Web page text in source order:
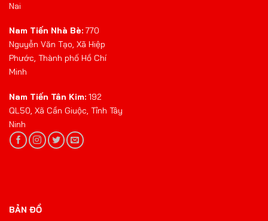
Nai
Nam Tiến Nhà Bè: 770
Nguyễn Văn Tạo, Xã Hiệp
Phước, Thành phố Hồ Chí
Minh
Nam Tiến Tân Kim: 192
QL50, Xã Cần Giuộc, Tỉnh Tây
Ninh
BẢN ĐỒ